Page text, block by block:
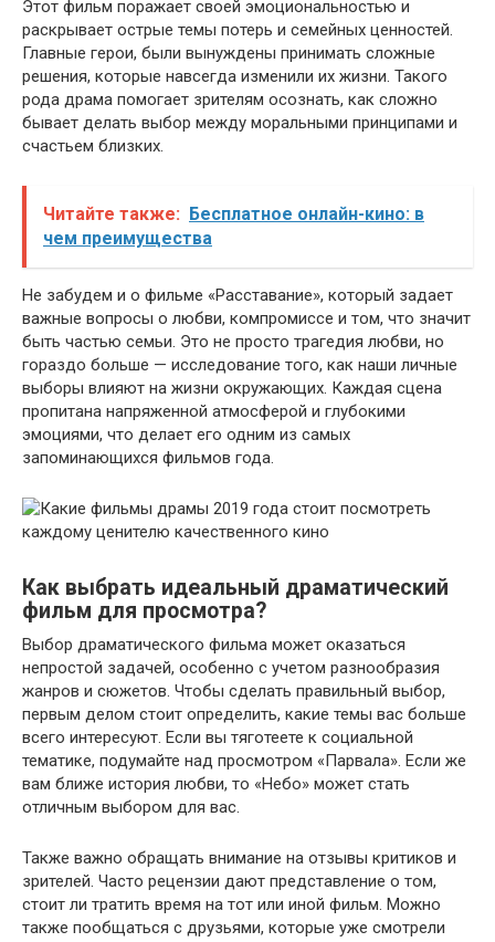
Этот фильм поражает своей эмоциональностью и
раскрывает острые темы потерь и семейных ценностей.
Главные герои, были вынуждены принимать сложные
решения, которые навсегда изменили их жизни. Такого
рода драма помогает зрителям осознать, как сложно
бывает делать выбор между моральными принципами и
счастьем близких.
Читайте также: Бесплатное онлайн-кино: в
чем преимущества
Не забудем и о фильме «Расставание», который задает
важные вопросы о любви, компромиссе и том, что значит
быть частью семьи. Это не просто трагедия любви, но
гораздо больше — исследование того, как наши личные
выборы влияют на жизни окружающих. Каждая сцена
пропитана напряженной атмосферой и глубокими
эмоциями, что делает его одним из самых
запоминающихся фильмов года.
Как выбрать идеальный драматический
фильм для просмотра?
Выбор драматического фильма может оказаться
непростой задачей, особенно с учетом разнообразия
жанров и сюжетов. Чтобы сделать правильный выбор,
первым делом стоит определить, какие темы вас больше
всего интересуют. Если вы тяготеете к социальной
тематике, подумайте над просмотром «Парвала». Если же
вам ближе история любви, то «Небо» может стать
отличным выбором для вас.
Также важно обращать внимание на отзывы критиков и
зрителей. Часто рецензии дают представление о том,
стоит ли тратить время на тот или иной фильм. Можно
также пообщаться с друзьями, которые уже смотрели